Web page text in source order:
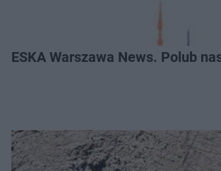
ESKA Warszawa News. Polub